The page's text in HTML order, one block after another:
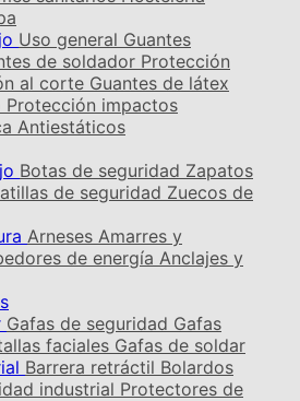
Uso general Guantes
de soldador Protección
al corte Guantes de látex
Protección impactos
Antiestáticos
Botas de seguridad Zapatos
de seguridad Zuecos de
Arneses Amarres y
de energía Anclajes y
Gafas de seguridad Gafas
faciales Gafas de soldar
Barrera retráctil Bolardos
industrial Protectores de